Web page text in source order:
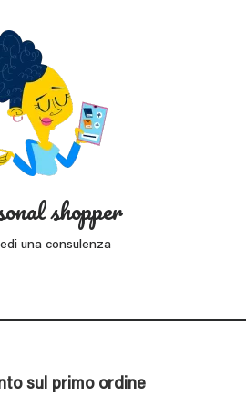
shopper
una consulenza
sul primo ordine